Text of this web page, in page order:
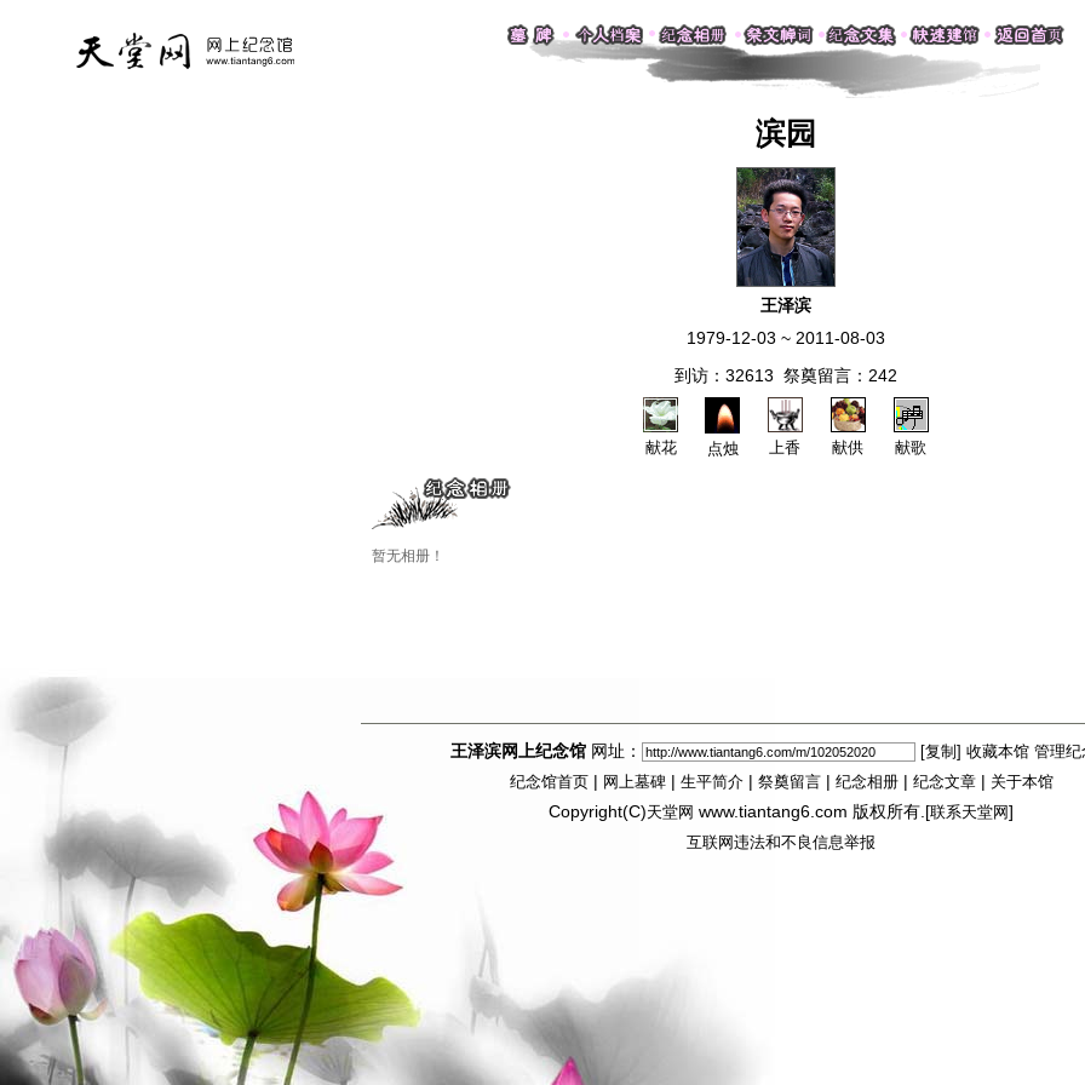
滨园
王泽滨
1979-12-03 ~ 2011-08-03
到访：32613 祭奠留言：242
献花 点烛 上香 献供 献歌
暂无相册！
王泽滨网上纪念馆网址： [复制] 收藏本馆 管理纪
纪念馆首页| 网上墓碑| 生平简介| 祭奠留言| 纪念相册| 纪念文章| 关于本馆
Copyright(C)天堂网 www.tiantang6.com 版权所有.[联系天堂网]
互联网违法和不良信息举报